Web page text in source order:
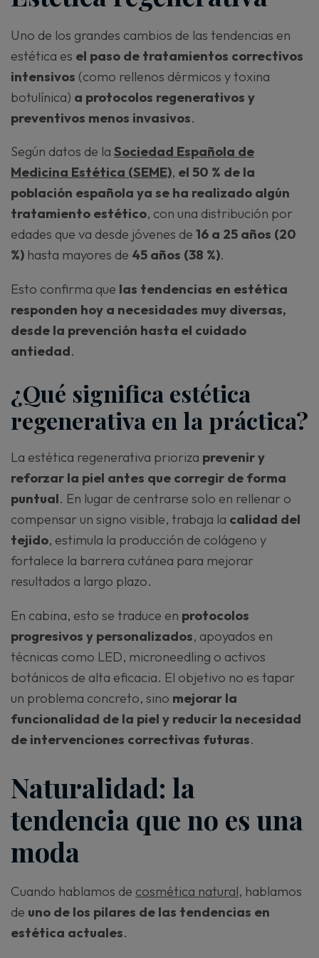
Uno de los grandes cambios de las tendencias en
estética es el paso de tratamientos correctivos
intensivos (como rellenos dérmicos y toxina
botulínica) a protocolos regenerativos y
preventivos menos invasivos.
Según datos de la Sociedad Española de
Medicina Estética (SEME), el 50 % de la
población española ya se ha realizado algún
tratamiento estético, con una distribución por
edades que va desde jóvenes de 16 a 25 años (20
%) hasta mayores de 45 años (38 %).
Esto confirma que las tendencias en estética
responden hoy a necesidades muy diversas,
desde la prevención hasta el cuidado
antiedad.
¿Qué significa estética
regenerativa en la práctica?
La estética regenerativa prioriza prevenir y
reforzar la piel antes que corregir de forma
puntual. En lugar de centrarse solo en rellenar o
compensar un signo visible, trabaja la calidad del
tejido, estimula la producción de colágeno y
fortalece la barrera cutánea para mejorar
resultados a largo plazo.
En cabina, esto se traduce en protocolos
progresivos y personalizados, apoyados en
técnicas como LED, microneedling o activos
botánicos de alta eficacia. El objetivo no es tapar
un problema concreto, sino mejorar la
funcionalidad de la piel y reducir la necesidad
de intervenciones correctivas futuras.
Naturalidad: la
tendencia que no es una
moda
Cuando hablamos de cosmética natural, hablamos
de uno de los pilares de las tendencias en
estética actuales.